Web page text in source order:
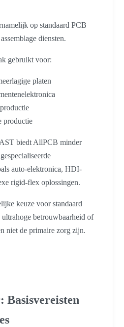
op standaard PCB
diensten.
gebruikt voor:
platen
productie
biedt AllPCB minder
auto-elektronica, HDI-
rigid-flex oplossingen.
keuze voor standaard
betrouwbaarheid of
niet de primaire zorg zijn.
Basisvereisten